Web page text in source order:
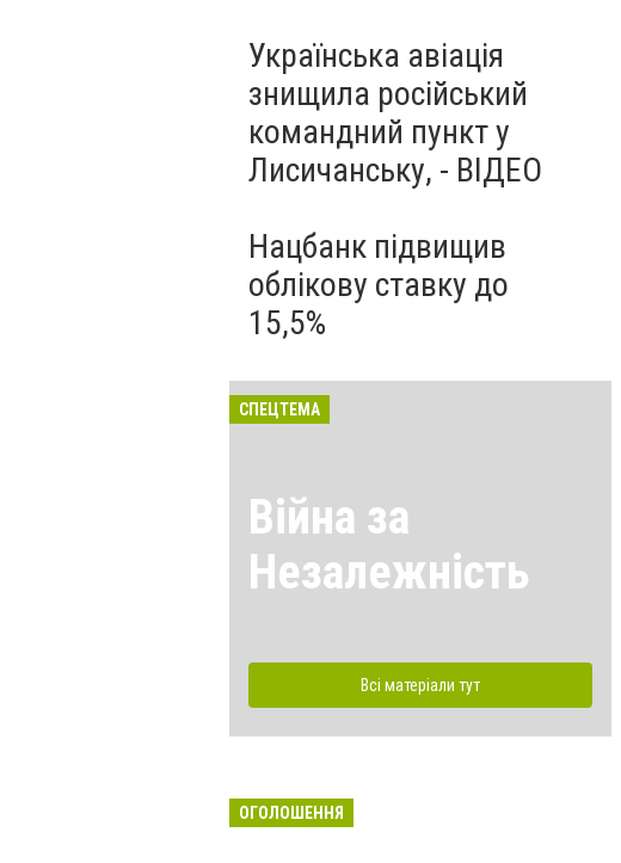
Українська авіація
знищила російський
командний пункт у
Лисичанську, - ВІДЕО
Нацбанк підвищив
облікову ставку до
15,5%
СПЕЦТЕМА
Війна за
Незалежність
Всі матеріали тут
ОГОЛОШЕННЯ